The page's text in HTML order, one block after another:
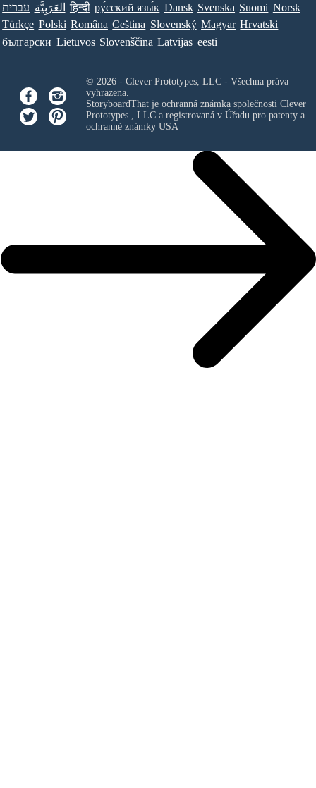
עברית العَرَبِيَّة हिन्दी ру́сский язы́к Dansk Svenska Suomi Norsk
Türkçe Polski Româna Ceština Slovenský Magyar Hrvatski
български Lietuvos Slovenščina Latvijas eesti
© 2026 - Clever Prototypes, LLC - Všechna práva
vyhrazena.
StoryboardThat je ochranná známka společnosti Clever
Prototypes , LLCa registrovaná v Úřadu pro patenty a
ochranné známky USA